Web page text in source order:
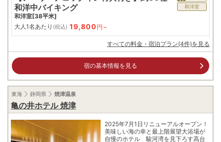
和洋中バイキング
和洋室[38平米]
和洋室
大人1名あたり (税込) 19,800 円~
すべての料金・宿泊プラン(4件)を見る
宿の基本情報を見る
東海 静岡県 焼津温泉
亀の井ホテル 焼津
2025年7月1日リニューアルオープン！
美味しい海の幸と最上階展望大浴場が
自慢のホテル 駿河湾を見下ろす高台